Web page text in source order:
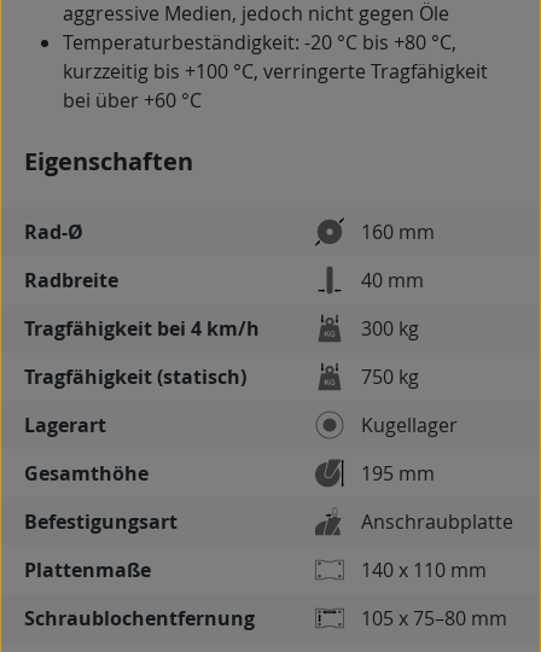
aggressive Medien, jedoch nicht gegen Öle
Temperaturbeständigkeit: -20 °C bis +80 °C,
kurzzeitig bis +100 °C, verringerte Tragfähigkeit
bei über +60 °C
Eigenschaften
Rad-Ø
160 mm
Radbreite
40 mm
Tragfähigkeit bei 4 km/h
300 kg
Tragfähigkeit (statisch)
750 kg
Lagerart
Kugellager
Gesamthöhe
195 mm
Befestigungsart
Anschraubplatte
Plattenmaße
140 x 110 mm
Schraublochentfernung
105 x 75–80 mm